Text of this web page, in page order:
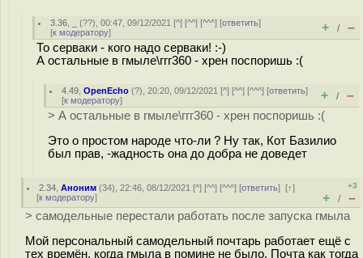
3.36 (??), 00:47, 09/12/2021 [^] [^^] [^^^] [ответить]
[к модератору] + / –
То серваки - кого надо серваки! :-)
А остальные в гмыле\ггг360 - хрен поспоришь :(
4.49 ,OpenEcho (?), 20:20, 09/12/2021 [^] [^^] [^^^] [ответить]
[к модератору] + / –
> А остальные в гмыле\ггг360 - хрен поспоришь :(
Это о простом народе что-ли ? Ну так, Кот Базилио
был прав, -жадность она до добра не доведет
2.34 ,Аноним (34), 22:46, 08/12/2021 [^] [^^] [^^^] [ответить][↑]
[к модератору]
+3
+ / –
> самодельные перестали работать после запуска гмыла
Мой персональный самодельный почтарь работает ещё с
тех времён, когда гмыла в помине не было. Почта как тогда